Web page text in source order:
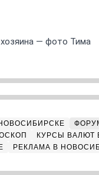
— фото Тима
КУРСЫ ВАЛЮТ
РЕКЛАМА В